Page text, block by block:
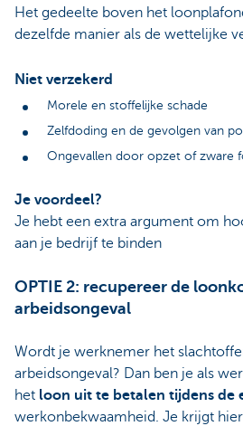
Het gedeelte boven het
dezelfde manier als de wettelijke
Niet verzekerd
Morele en stoffelijke schade
Zelfdoding en de gevolgen van
Ongevallen door opzet of zware
Je voordeel?
Je hebt een extra argument om
aan je bedrijf te binden
OPTIE 2: recupereer de
arbeidsongeval
Wordt je werknemer het
arbeidsongeval? Dan ben je als
het loon uit te betalen tijdens de
werkonbekwaamheid. Je krijgt